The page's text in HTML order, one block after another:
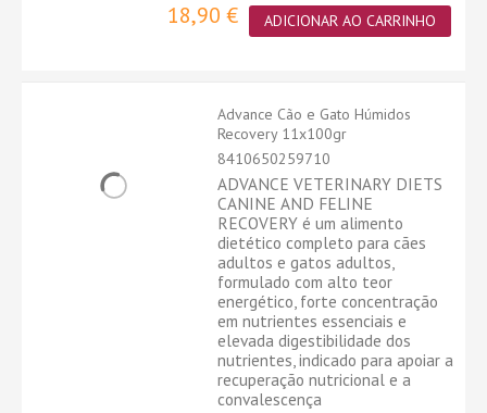
18,90 € ADICIONAR AO CARRINHO
Advance Cão e Gato Húmidos
Recovery 11x100gr
8410650259710
ADVANCE VETERINARY DIETS
CANINE AND FELINE
RECOVERY é um alimento
dietético completo para cães
adultos e gatos adultos,
formulado com alto teor
energético, forte concentração
em nutrientes essenciais e
elevada digestibilidade dos
nutrientes, indicado para apoiar a
recuperação nutricional e a
convalescença